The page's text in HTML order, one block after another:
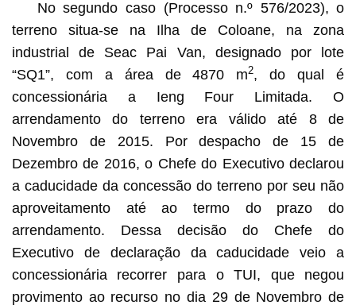
No segundo caso (Processo n.º 576/2023), o
terreno situa-se na Ilha de Coloane, na zona
industrial de Seac Pai Van, designado por lote
“SQ1”, com a área de 4870 m2, do qual é
concessionária a Ieng Four Limitada. O
arrendamento do terreno era válido até 8 de
Novembro de 2015. Por despacho de 15 de
Dezembro de 2016, o Chefe do Executivo declarou
a caducidade da concessão do terreno por seu não
aproveitamento até ao termo do prazo do
arrendamento. Dessa decisão do Chefe do
Executivo de declaração da caducidade veio a
concessionária recorrer para o TUI, que negou
provimento ao recurso no dia 29 de Novembro de